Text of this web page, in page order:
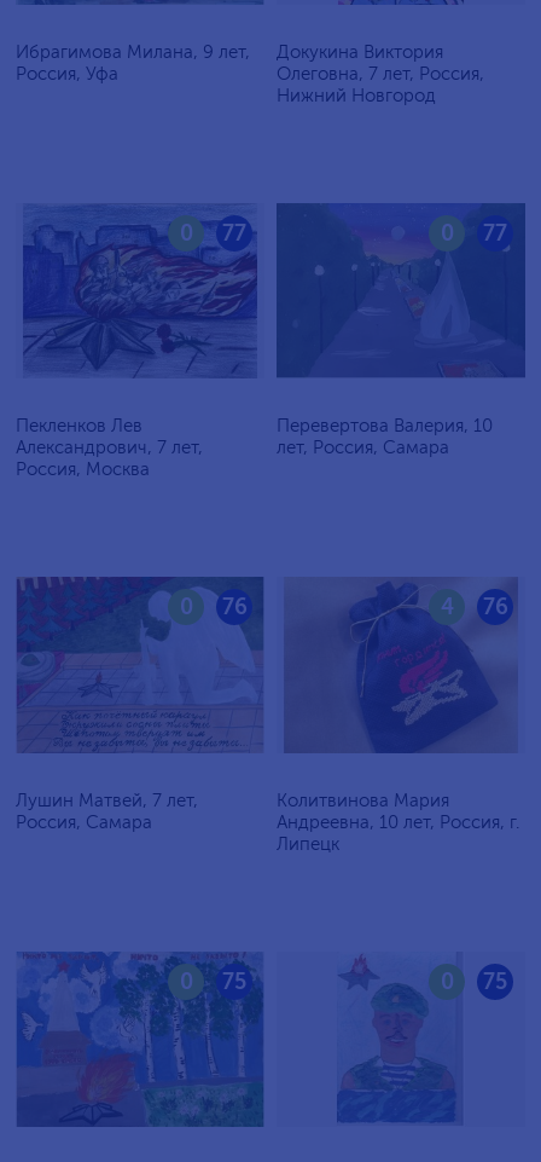
Ибрагимова Милана, 9 лет,
Россия, Уфа
Докукина Виктория
Олеговна, 7 лет, Россия,
Нижний Новгород
77
0
Пекленков Лев
Александрович, 7 лет,
Россия, Москва
77
0
Перевертова Валерия, 10
лет, Россия, Самара
76
0
Лушин Матвей, 7 лет,
Россия, Самара
76
4
Колитвинова Мария
Андреевна, 10 лет, Россия, г.
Липецк
75
0 75
0